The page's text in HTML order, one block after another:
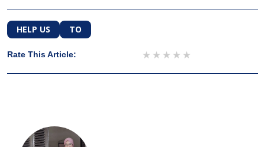
HELP US TO
Rate This Article: 4 stars
3 stars
2 stars
1 star